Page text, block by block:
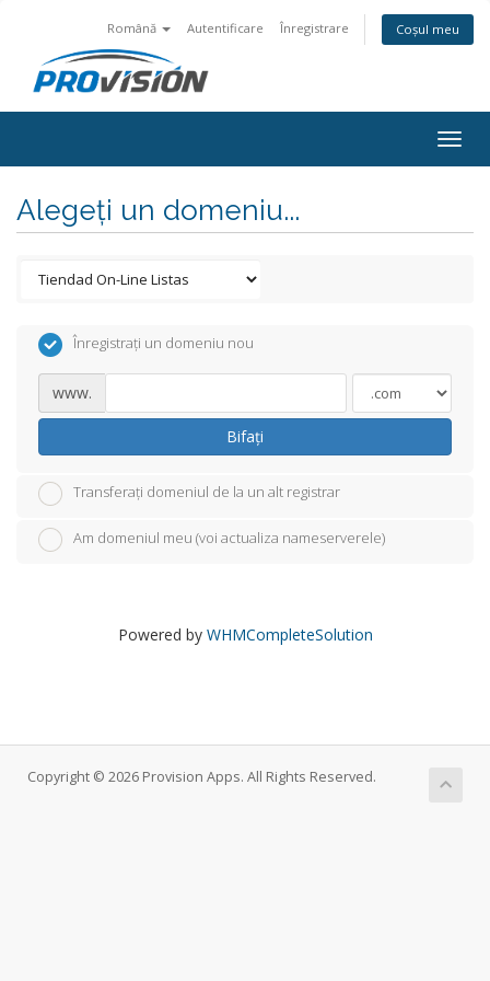
Română Autentificare Înregistrare Coșul meu
Alegeți un domeniu...
Înregistrați un domeniu nou
www.
Bifați
Transferați domeniul de la un alt registrar
Am domeniul meu (voi actualiza nameserverele)
Powered by WHMCompleteSolution
Copyright © 2026 Provision Apps. All Rights Reserved.